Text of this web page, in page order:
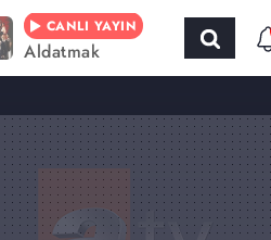
CANLI YAYIN
Aldatmak